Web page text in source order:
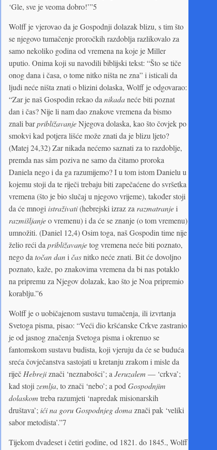
‘Gle, sve je veoma dobro!’”5
Wolff je vjerovao da je Gospodnji dolazak blizu, s tim što
se njegovo tumačenje proročkih razdoblja razlikovalo za
samo nekoliko godina od vremena na koje je Miller
uputio. Onima koji su navodili biblijski tekst: “Što se tiče
onog dana i časa, o tome nitko ništa ne zna” i isticali da
ljudi neće ništa znati o blizini dolaska, Wolff je odgovarao:
“Zar je naš Gospodin rekao da nikadaneće biti poznat
dan i čas? Nije li nam dao znakove vremena da bismo
znali barpribližavanjeNjegova dolaska, kao što čovjek po
smokvi kad potjera lišće može znati da je blizu ljeto?
(Matej 24,32) Zar nikada nećemo saznati za to razdoblje,
premda nas sâm poziva ne samo da čitamo proroka
Daniela nego i da ga razumijemo? I u tom istom Danielu u
kojemu stoji da te riječi trebaju biti zapečaćene do svršetka
vremena (što je bio slučaj u njegovo vrijeme), također stoji
da će mnogi istraživati(hebrejski izraz za razmatranjei
razmišljanjeo vremenu) i da će se znanje (o tom vremenu)
umnožiti. (Daniel 12,4) Osim toga, naš Gospodin time nije
želio reći da približavanjetog vremena neće biti poznato,
nego da točan dani časnitko neće znati. Bit će dovoljno
poznato, kaže, po znakovima vremena da bi nas potaklo
na pripremu za Njegov dolazak, kao što je Noa pripremio
korablju.”6
Wolff je o uobičajenom sustavu tumačenja, ili izvrtanja
Svetoga pisma, pisao: “Veći dio kršćanske Crkve zastranio
je od jasnog značenja Svetoga pisma i okrenuo se
fantomskom sustavu budista, koji vjeruju da će se buduća
sreća čovječanstva sastojati u kretanju zrakom i misle da
riječ Hebrejiznači ‘neznabošci’; a Jeruzalem — ‘crkva’;
kad stoji zemlja, to znači ‘nebo’; a pod Gospodnjim
dolaskom treba razumjeti ‘napredak misionarskih
društava’; ići na goru Gospodnjeg domaznači pak ‘veliki
sabor metodista’.”7
Tijekom dvadeset i četiri godine, od 1821. do 1845., Wolff